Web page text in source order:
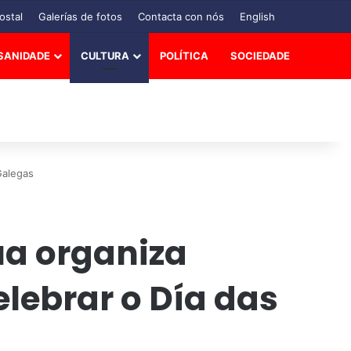
Galerías de fotos Contacta con nós English
CULTURA POLÍTICA SOCIEDADE
organiza
o Día das